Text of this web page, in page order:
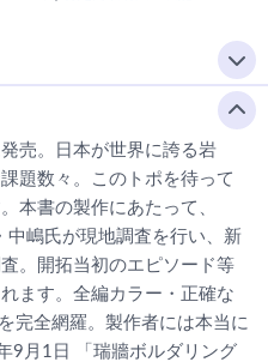
売。日本が世界に誇る岩
題数々。このトポを待って
本書の製作にあたって、
嶋氏が現地調査を行い、新
。開拓当初のエピソード等
ます。全編カラー・正確な
完全網羅。製作者には本当に
9月1日 「瑞牆ボルダリング